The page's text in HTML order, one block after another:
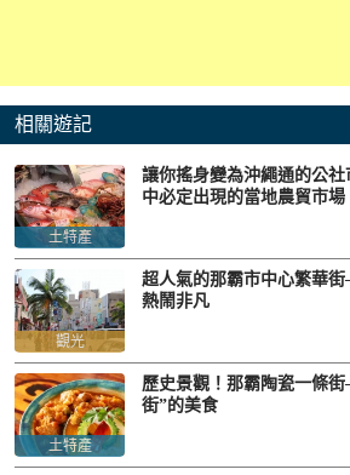
相關遊記
土特產
讓你搖身變為沖繩通的公
中必定出現的當地農貿市場
觀光
超人氣的那霸市中心繁華
熱鬧非凡
土特產
歷史景觀！那霸陶瓷一條
街”的美食